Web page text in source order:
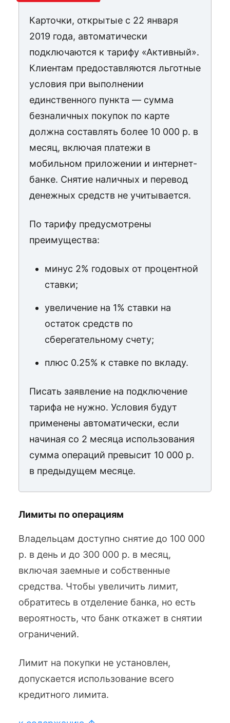
Карточки, открытые с 22 января
2019 года, автоматически
подключаются к тарифу «Активный».
Клиентам предоставляются льготные
условия при выполнении
единственного пункта — сумма
безналичных покупок по карте
должна составлять более 10 000 р. в
месяц, включая платежи в
мобильном приложении и интернет-
банке. Снятие наличных и перевод
денежных средств не учитывается.
По тарифу предусмотрены
преимущества:
минус 2% годовых от процентной
ставки;
увеличение на 1% ставки на
остаток средств по
сберегательному счету;
плюс 0.25% к ставке по вкладу.
Писать заявление на подключение
тарифа не нужно. Условия будут
применены автоматически, если
начиная со 2 месяца использования
сумма операций превысит 10 000 р.
в предыдущем месяце.
Лимиты по операциям
Владельцам доступно снятие до 100 000
р. в день и до 300 000 р. в месяц,
включая заемные и собственные
средства. Чтобы увеличить лимит,
обратитесь в отделение банка, но есть
вероятность, что банк откажет в снятии
ограничений.
Лимит на покупки не установлен,
допускается использование всего
кредитного лимита.